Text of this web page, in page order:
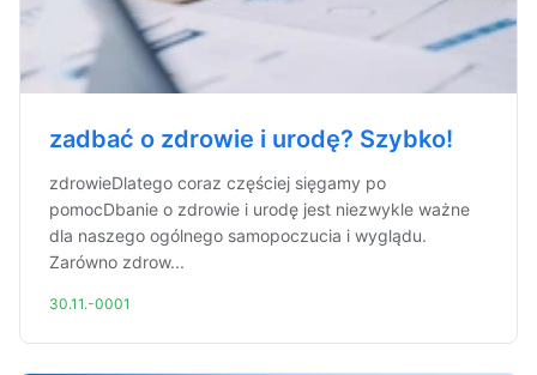
zadbać o zdrowie i urodę? Szybko!
zdrowieDlatego coraz częściej sięgamy po
pomocDbanie o zdrowie i urodę jest niezwykle ważne
dla naszego ogólnego samopoczucia i wyglądu.
Zarówno zdrow...
30.11.-0001